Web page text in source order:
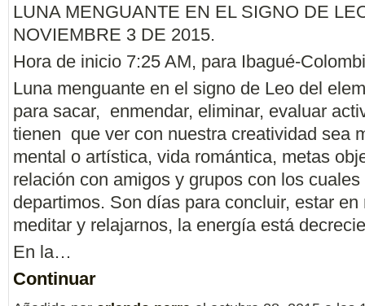
LUNA MENGUANTE EN EL SIGNO DE
NOVIEMBRE 3 DE 2015.
Hora de inicio 7:25 AM, para Ibagué-
Luna menguante en el signo de Leo del
para sacar, enmendar, eliminar, evaluar
tienen que ver con nuestra creatividad sea
mental o artística, vida romántica, metas
relación con amigos y grupos con los cuales
departimos. Son días para concluir, estar en
meditar y relajarnos, la energía está
En la…
Continuar